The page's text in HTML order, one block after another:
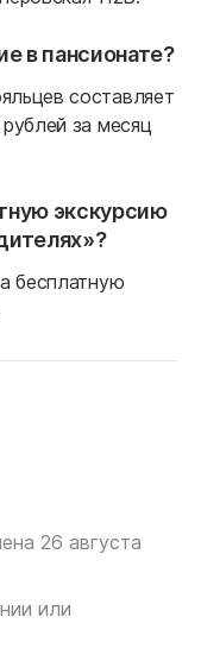
в пансионате?
составляет
за месяц
экскурсию
бесплатную
26 августа
или